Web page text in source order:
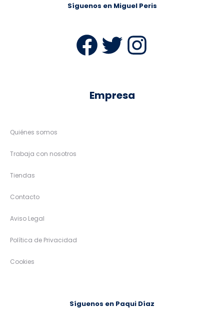
Síguenos en Miguel Peris
Facebook
Twitter
Empresa
Quiénes somos
Trabaja con nosotros
Tiendas
Contacto
Aviso Legal
Política de Privacidad
Cookies
Síguenos en Paqui Díaz